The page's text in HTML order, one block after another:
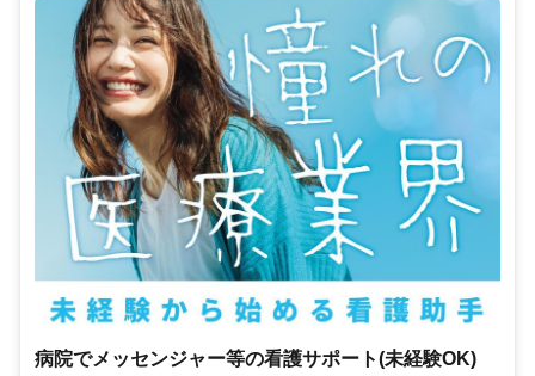
病院でメッセンジャー等の看護サポート(未経験OK)